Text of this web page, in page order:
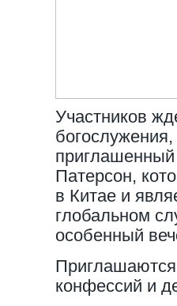
Участников
приглашенный
Патерсон,
в Китае и
глобальном
особенный
конфессий и